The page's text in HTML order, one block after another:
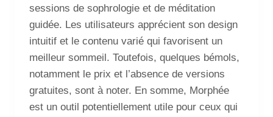
sessions de sophrologie et de méditation
guidée. Les utilisateurs apprécient son design
intuitif et le contenu varié qui favorisent un
meilleur sommeil. Toutefois, quelques bémols,
notamment le prix et l’absence de versions
gratuites, sont à noter. En somme, Morphée
est un outil potentiellement utile pour ceux qui